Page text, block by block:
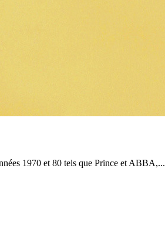
1970 et 80 tels que Prince et ABBA,...